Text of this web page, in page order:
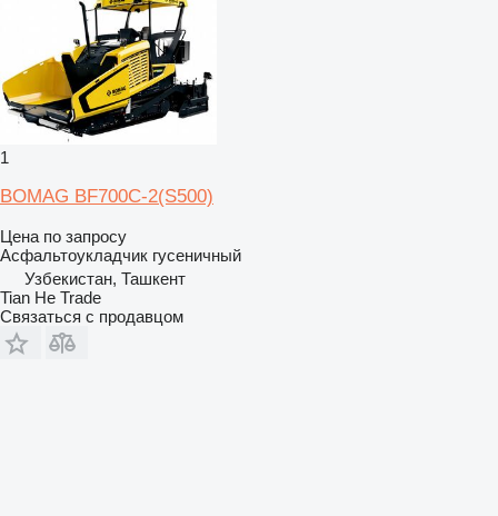
1
BOMAG BF700C-2(S500)
Цена по запросу
Асфальтоукладчик гусеничный
Узбекистан, Ташкент
Tian He Trade
Связаться с продавцом